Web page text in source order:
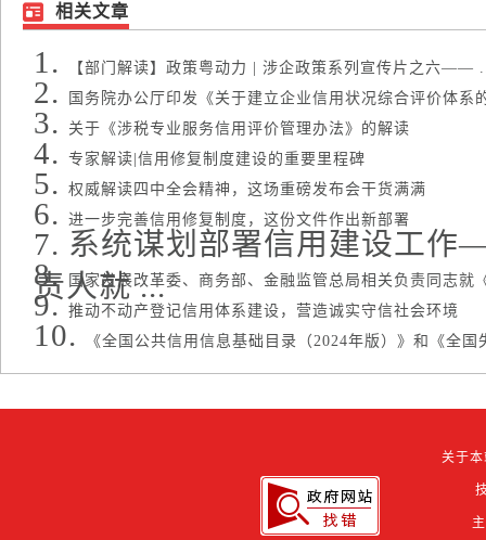
相关文章
【部门解读】政策粤动力 | 涉企政策系列宣传片之六——
国务院办公厅印发《关于建立企业信用状况综合评价体系
关于《涉税专业服务信用评价管理办法》的解读
专家解读|信用修复制度建设的重要里程碑
权威解读四中全会精神，这场重磅发布会干货满满
进一步完善信用修复制度，这份文件作出新部署
系统谋划部署信用建设工
责人就 ...
国家发展改革委、商务部、金融监管总局相关负责同志就
推动不动产登记信用体系建设，营造诚实守信社会环境
《全国公共信用信息基础目录（2024年版）》和《全国
关于本